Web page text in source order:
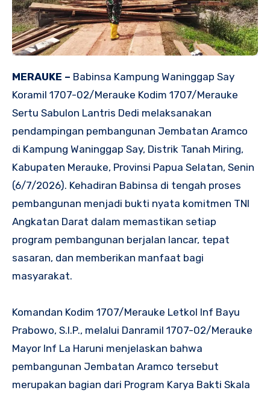
MERAUKE – Babinsa Kampung Waninggap Say
Koramil 1707-02/Merauke Kodim 1707/Merauke
Sertu Sabulon Lantris Dedi melaksanakan
pendampingan pembangunan Jembatan Aramco
di Kampung Waninggap Say, Distrik Tanah Miring,
Kabupaten Merauke, Provinsi Papua Selatan, Senin
(6/7/2026). Kehadiran Babinsa di tengah proses
pembangunan menjadi bukti nyata komitmen TNI
Angkatan Darat dalam memastikan setiap
program pembangunan berjalan lancar, tepat
sasaran, dan memberikan manfaat bagi
masyarakat.
Komandan Kodim 1707/Merauke Letkol Inf Bayu
Prabowo, S.I.P., melalui Danramil 1707-02/Merauke
Mayor Inf La Haruni menjelaskan bahwa
pembangunan Jembatan Aramco tersebut
merupakan bagian dari Program Karya Bakti Skala